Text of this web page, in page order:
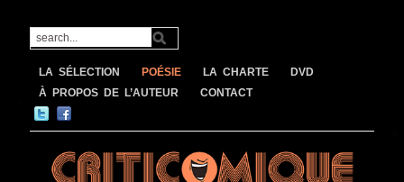
LA SÉLECTION POÉSIE LA CHARTE
DVD
À PROPOS DE L’AUTEUR
CONTACT